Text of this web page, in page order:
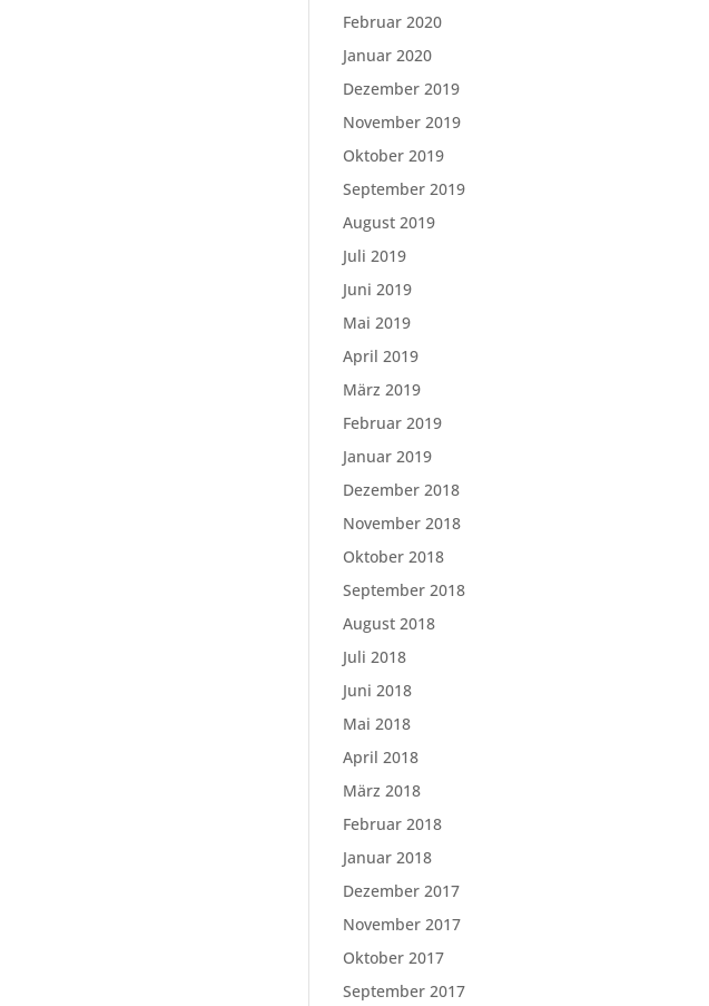
Februar 2020
Januar 2020
Dezember 2019
November 2019
Oktober 2019
September 2019
August 2019
Juli 2019
Juni 2019
Mai 2019
April 2019
März 2019
Februar 2019
Januar 2019
Dezember 2018
November 2018
Oktober 2018
September 2018
August 2018
Juli 2018
Juni 2018
Mai 2018
April 2018
März 2018
Februar 2018
Januar 2018
Dezember 2017
November 2017
Oktober 2017
September 2017